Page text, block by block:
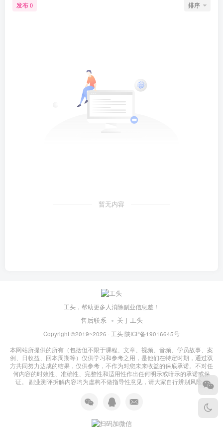
发布 0 排序
暂无内容
工头，帮助更多人消除副业信息差！
售后联系 关于工头
Copyright ©2019~2026 · 工头·陕ICP备19016645号
本网站所提供的所有（包括但不限于课程、文章、视频、音频、学员故事、案
例、日收益、回本周期等）仅供学习和参考之用，是他们在特定时期，通过双
方共同努力达成的结果，仅供参考，不作为对您未来收益的保底承诺。不对任
何内容的时效性、准确性、完整性和适用性作出任何明示或暗示的承诺或保
证。 副业测评拆解内容均为虚构不做指导性意见，请大家自行辨别风险！